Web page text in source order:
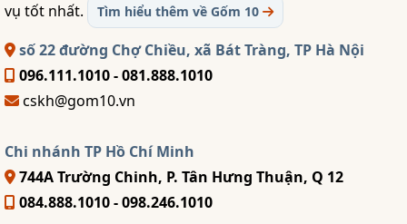
vụ tốt nhất.
Tìm hiểu thêm về Gốm 10
số 22 đường Chợ Chiều, xã Bát Tràng, TP Hà Nội
096.111.1010 - 081.888.1010
cskh@gom10.vn
Chi nhánh TP Hồ Chí Minh
744A Trường Chinh, P. Tân Hưng Thuận, Q 12
084.888.1010 - 098.246.1010